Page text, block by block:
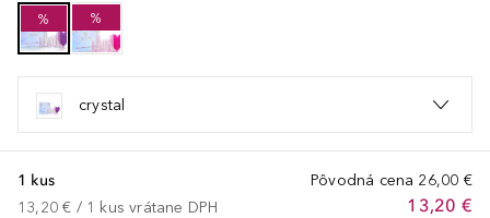
% %
crystal
Pôvodná cena 26,00 €
13,20 €
1 kus
13,20 € / 1 kus vrátane DPH